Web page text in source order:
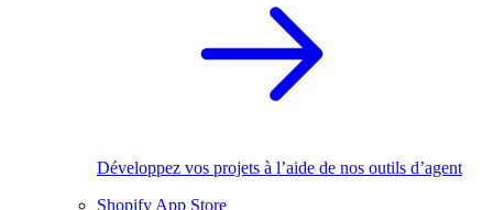
Développez vos projets à l’aide de nos outils d’agent
Shopify App Store